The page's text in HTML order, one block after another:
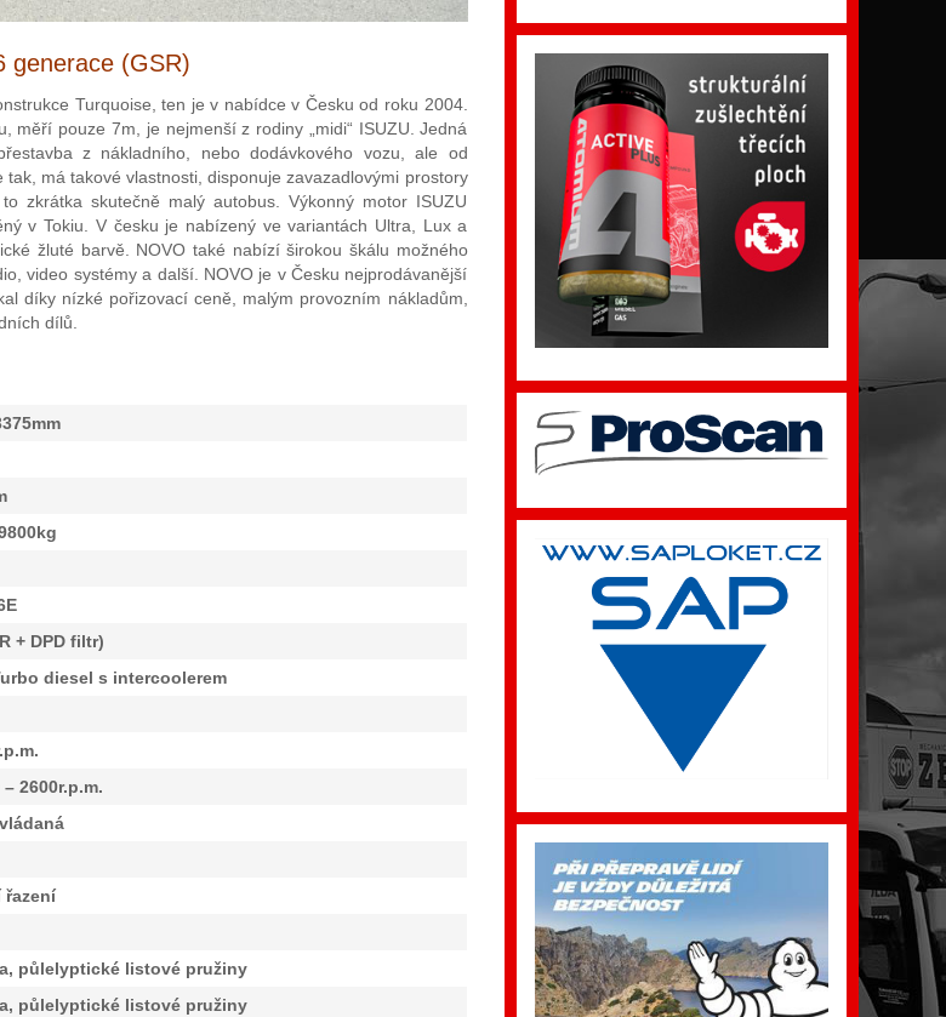
generace (GSR)
Turquoise, ten je v nabídce v Česku od roku 2004.
pouze 7m, je nejmenší z rodiny „midi“ ISUZU. Jedná
z nákladního, nebo dodávkového vozu, ale od
má takové vlastnosti, disponuje zavazadlovými prostory
zkrátka skutečně malý autobus. Výkonný motor ISUZU
v Tokiu. V česku je nabízený ve variantách Ultra, Lux a
žluté barvě. NOVO také nabízí širokou škálu možného
video systémy a další. NOVO je v Česku nejprodávanější
díky nízké pořizovací ceně, malým provozním nákladům,
dílů.
+ DPD filtr)
diesel s intercoolerem
2600r.p.m.
řazení
půlelyptické listové pružiny
půlelyptické listové pružiny